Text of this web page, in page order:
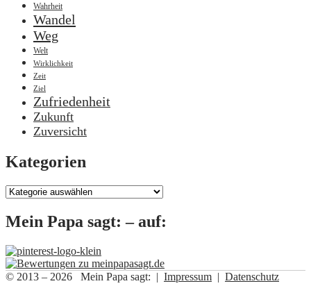
Wahrheit
Wandel
Weg
Welt
Wirklichkeit
Zeit
Ziel
Zufriedenheit
Zukunft
Zuversicht
Kategorien
Kategorien
Mein Papa sagt: – auf:
© 2013 – 2026 Mein Papa sagt: | Impressum | Datenschutz